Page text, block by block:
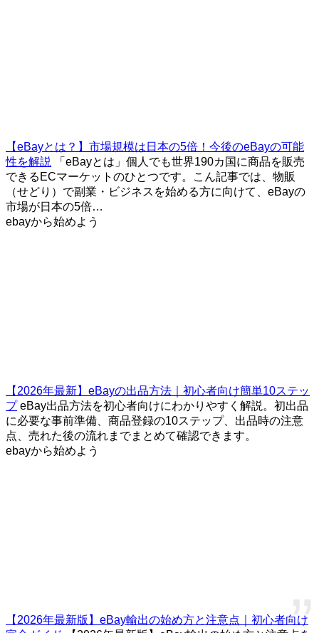
【eBayとは？】市場規模は日本の5倍！今後のeBayの可能
性を解説
「eBayとは」個人でも世界190カ国に商品を販売
できるECマーケットのひとつです。こん記事では、物販
（せどり）で副業・ビジネスを始める方に向けて、eBayの
市場が日本の5倍…
ebayから始めよう
【2026年最新】eBayの出品方法｜初心者向け簡単10ステッ
プ eBay出品方法を初心者向けにわかりやすく解説。初出品
に必要な事前準備、商品登録の10ステップ、出品時の注意
点、売れた後の流れまでまとめて確認できます。
ebayから始めよう
【2026年最新版】eBay輸出の始め方と注意点｜初心者向け